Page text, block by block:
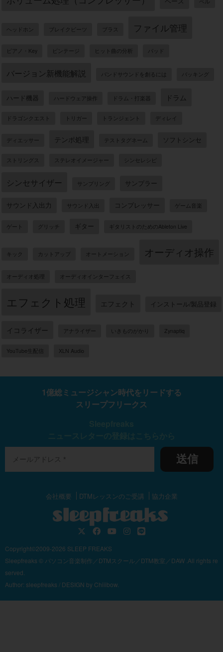
ヘッドホン ブレイクビーツ ブラス ファイル管理
ピアノ・Key ビンテージ ヒット曲の分析 パッド
バージョン新機能解説 バンドサウンドを創るには バッキング
ハード機器 ハードウェア操作 ドラム・打楽器 ドラム
ドラゴンクエスト トリガー トランジェント ディレイ
ディエッサー テンポ処理 テストタグネーム ソフトシンセ
ストリングス ステレオイメージャー シンセレシピ
シンセサイザー サンプリング サンプラー
サウンド入出力 サウンド入出 コンプレッサー ゲーム音楽
ゲート グリッチ ギター ギタリストのためのAbleton Live
キック カットアップ オートメーション オーディオ操作
オーディオ処理 オーディオインターフェイス
エフェクト処理 エフェクト インストール/製品登録
イコライザー アナライザー いきものがかり Zynaptiq
YouTube生配信 XLN Audio
1億総ミュージシャン時代をリードする
スリープフリークス
送信
会社概要 DTMレッスンのご受講 協力企業
Copyright©2009-2026 SLEEP FREAKS
Sleepfreaks © パソコン音楽制作／DTMスクール／DTM教室／DAW .All rights re
served.
Author: sleepfreaks / DESIGN by Chiiibow.